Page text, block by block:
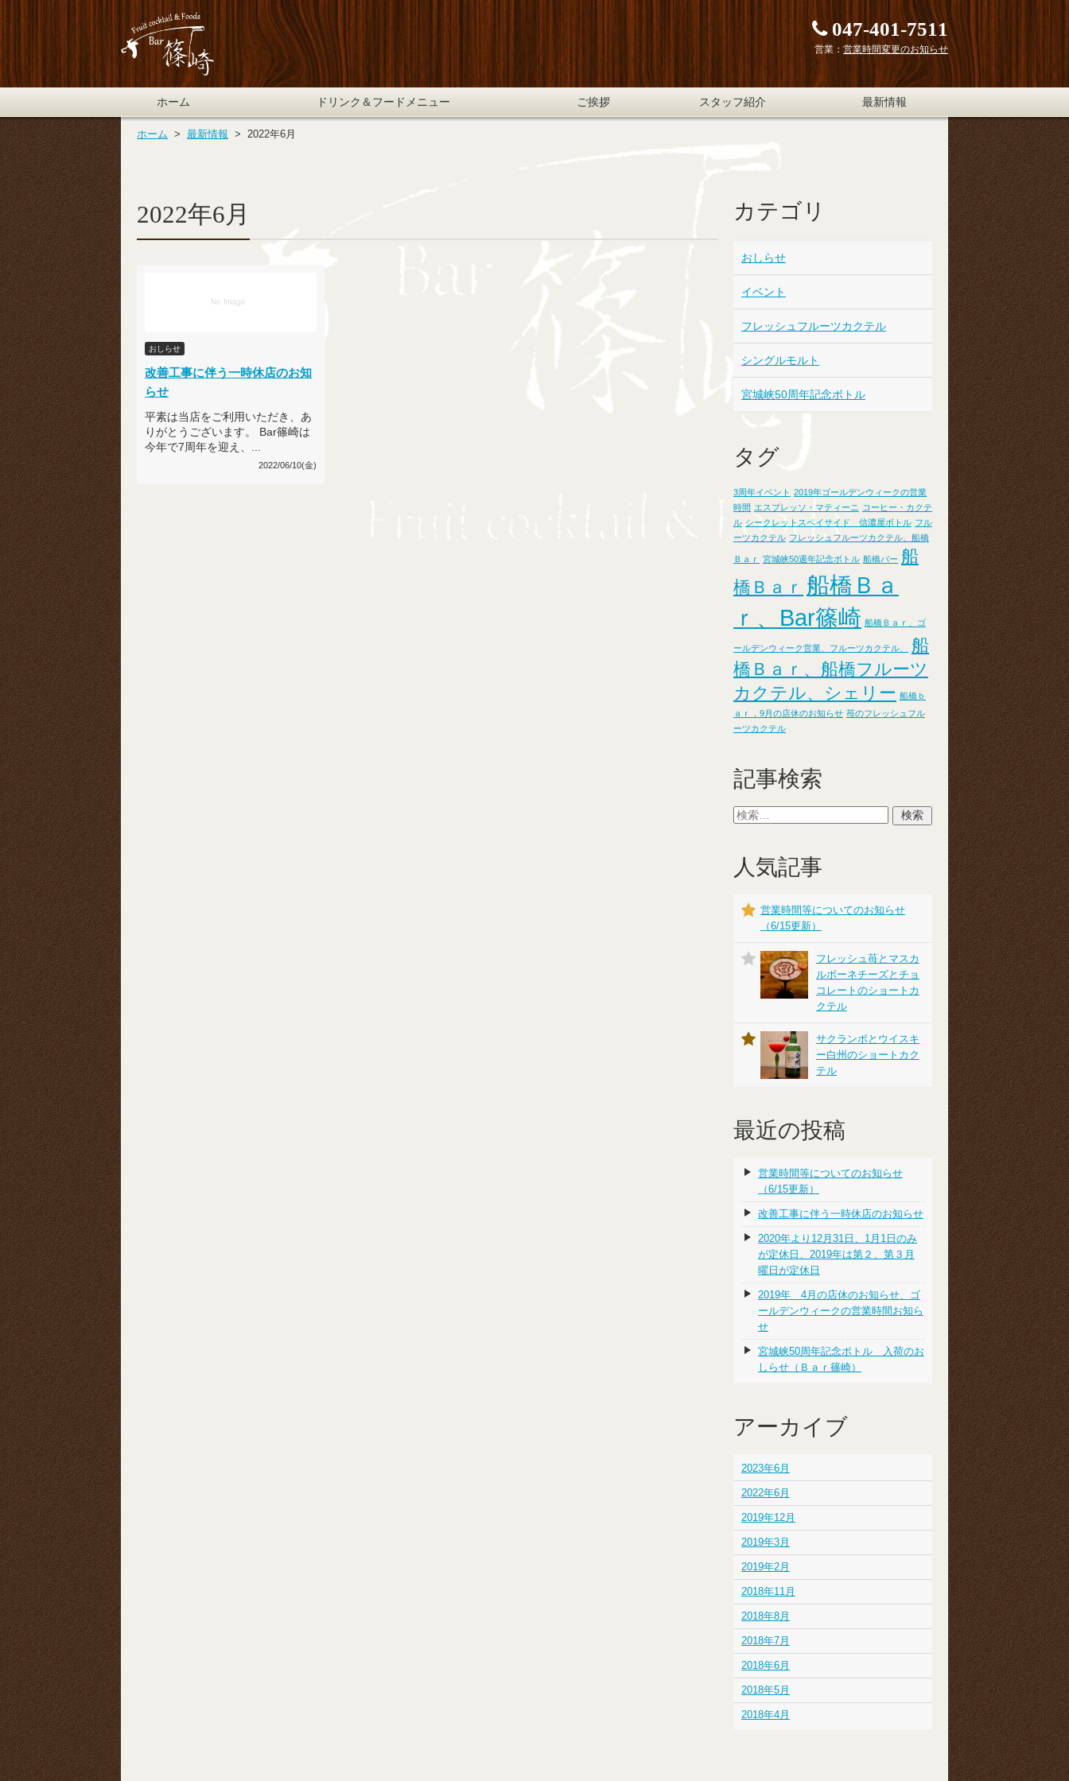
047-401-7511
営業： 営業時間変更のお知らせ
ホーム ドリンク＆フードメニュー ご挨拶 スタッフ紹介 最新情報
ホーム > 最新情報 > 2022年6月
2022年6月
おしらせ
改善工事に伴う一時休店のお知
らせ
平素は当店をご利用いただき、あ
りがとうございます。 Bar篠崎は
今年で7周年を迎え、...
2022/06/10(金)
カテゴリ
おしらせ
イベント
フレッシュフルーツカクテル
シングルモルト
宮城峡50周年記念ボトル
タグ
3周年イベント 2019年ゴールデンウィークの営業
時間 エスプレッソ・マティーニ
コーヒー・カクテ
ル シークレットスペイサイド 信濃屋ボトル フル
ーツカクテル フレッシュフルーツカクテル、船橋
Ｂａｒ 宮城峡50週年記念ボトル 船橋バー 船
橋Ｂａｒ 船橋Ｂａ
ｒ、Bar篠崎 船橋Ｂａｒ、ゴ
ールデンウィーク営業、フルーツカクテル、
船
橋Ｂａｒ、船橋フルーツ
カクテル、シェリー 船橋ｂ
ａｒ，9月の店休のお知らせ 苺のフレッシュフル
ーツカクテル
記事検索
人気記事
営業時間等についてのお知らせ
（6/15更新）
フレッシュ苺とマスカ
ルポーネチーズとチョ
コレートのショートカ
クテル
サクランボとウイスキ
ー白州のショートカク
テル
最近の投稿
営業時間等についてのお知らせ
（6/15更新）
改善工事に伴う一時休店のお知らせ
2020年より12月31日、1月1日のみ
が定休日、2019年は第２、第３月
曜日が定休日
2019年 4月の店休のお知らせ、ゴ
ールデンウィークの営業時間お知ら
せ
宮城峡50周年記念ボトル 入荷のお
しらせ（Ｂａｒ篠崎）
アーカイブ
2023年6月
2022年6月
2019年12月
2019年3月
2019年2月
2018年11月
2018年8月
2018年7月
2018年6月
2018年5月
2018年4月